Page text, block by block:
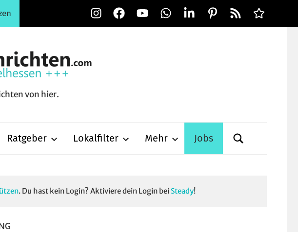
InstagramFacebookYouTubeWhatsAppLinkedInPinterest
RSS-
Feed
Alle
von hier.
Ratgeber Lokalfilter Mehr Jobs
. Du hast kein Login? Aktiviere dein Login bei Steady!